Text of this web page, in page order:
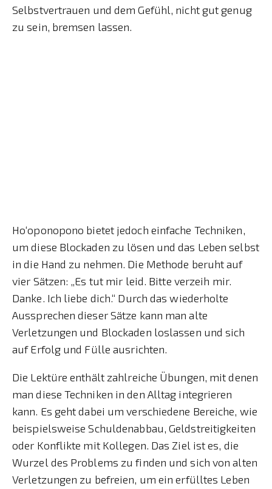
Selbstvertrauen und dem Gefühl, nicht gut genug
zu sein, bremsen lassen.
Ho‘oponopono bietet jedoch einfache Techniken,
um diese Blockaden zu lösen und das Leben selbst
in die Hand zu nehmen. Die Methode beruht auf
vier Sätzen: „Es tut mir leid. Bitte verzeih mir.
Danke. Ich liebe dich.“ Durch das wiederholte
Aussprechen dieser Sätze kann man alte
Verletzungen und Blockaden loslassen und sich
auf Erfolg und Fülle ausrichten.
Die Lektüre enthält zahlreiche Übungen, mit denen
man diese Techniken in den Alltag integrieren
kann. Es geht dabei um verschiedene Bereiche, wie
beispielsweise Schuldenabbau, Geldstreitigkeiten
oder Konflikte mit Kollegen. Das Ziel ist es, die
Wurzel des Problems zu finden und sich von alten
Verletzungen zu befreien, um ein erfülltes Leben